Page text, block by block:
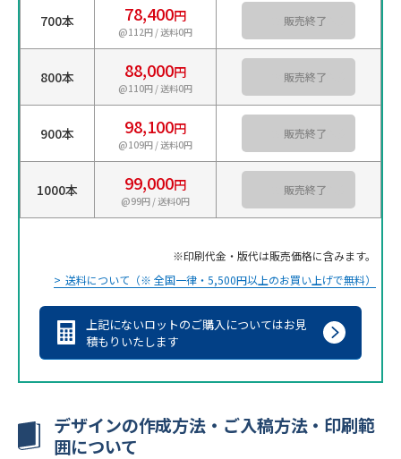
700本 78,400円
@112円 / 送料0円
カートに入れる
800本 88,000円
@110円 / 送料0円
カートに入れる
900本 98,100円
@109円 / 送料0円
カートに入れる
1000本 99,000円
@99円 / 送料0円
カートに入れる
印刷代金・版代は販売価格に含みます。
送料について（※ 全国一律・5,500円以上のお買い上げで無料）
上記にないロットのご購入についてはお見
積もりいたします
デザインの作成方法・ご入稿方法・印刷範
囲について